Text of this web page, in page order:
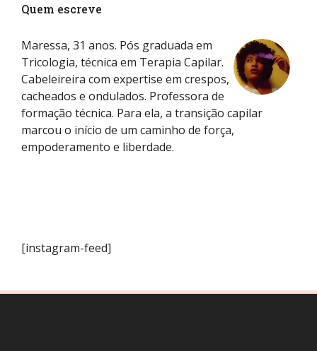
Quem escreve
Maressa, 31 anos. Pós graduada em
Tricologia, técnica em Terapia Capilar.
Cabeleireira com expertise em crespos,
cacheados e ondulados. Professora de
formação técnica. Para ela, a transição capilar
marcou o início de um caminho de força,
empoderamento e liberdade.
[instagram-feed]